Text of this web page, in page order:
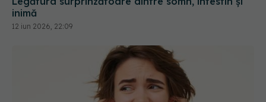
inimă
12 iun 2026, 22:09